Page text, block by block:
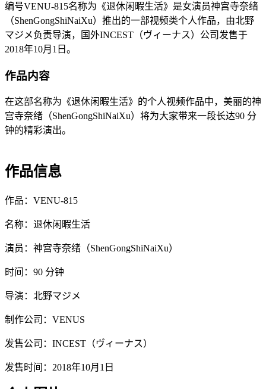
编号VENU-815名称为《退休闲暇生活》是女演员神宫寺奈绪
（ShenGongShiNaiXu）推出的一部视频类个人作品，由北野
マジメ负责导演，国外INCEST（ヴィーナス）公司发售于
2018年10月1日。
作品内容
在这部名称为《退休闲暇生活》的个人视频作品中，美丽的神
宫寺奈绪（ShenGongShiNaiXu）将为大家带来一段长达90 分
钟的精彩演出。
作品信息
作品：VENU-815
名称：退休闲暇生活
演员：神宫寺奈绪（ShenGongShiNaiXu）
时间：90 分钟
导演：北野マジメ
制作公司：VENUS
发售公司：INCEST（ヴィーナス）
发售时间：2018年10月1日